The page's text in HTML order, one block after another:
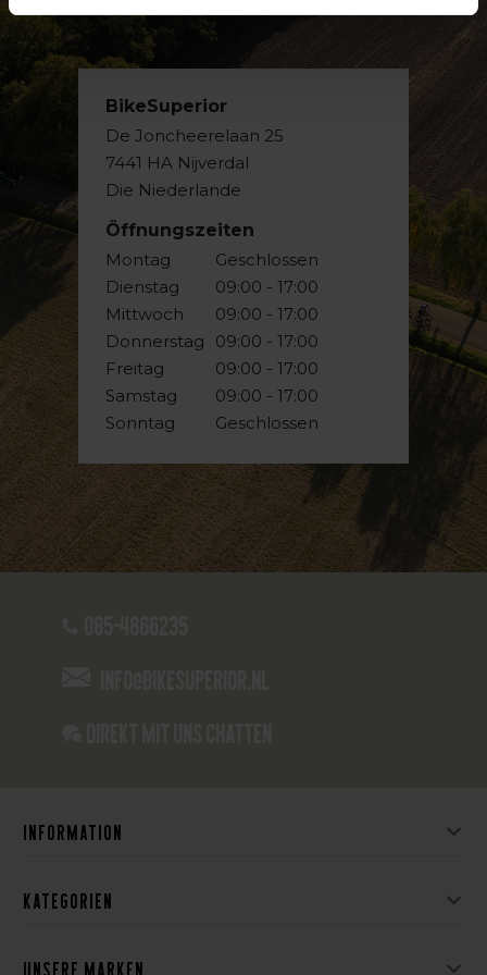
BikeSuperior
De Joncheerelaan 25
7441 HA Nijverdal
Die Niederlande
Öffnungszeiten
Montag
Dienstag
Mittwoch
Donnerstag
Freitag
Samstag
Sonntag
Geschlossen
09:00 - 17:00
09:00 - 17:00
09:00 - 17:00
09:00 - 17:00
09:00 - 17:00
Geschlossen
Information
Kategorien
Unsere Marken